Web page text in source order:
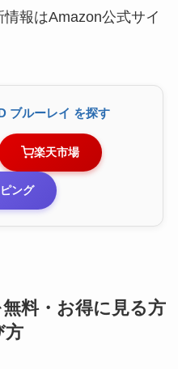
報はAmazon公式サイ
ブルーレイ を探す
楽天市場
ング
料・お得に見る方
方